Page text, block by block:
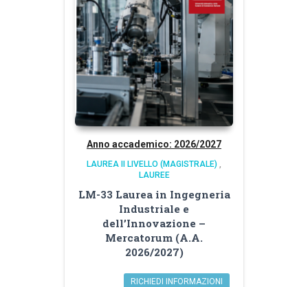
Anno accademico: 2026/2027
LAUREA II LIVELLO (MAGISTRALE) ,
LAUREE
LM-33 Laurea in Ingegneria
Industriale e
dell’Innovazione –
Mercatorum (A.A.
2026/2027)
RICHIEDI INFORMAZIONI